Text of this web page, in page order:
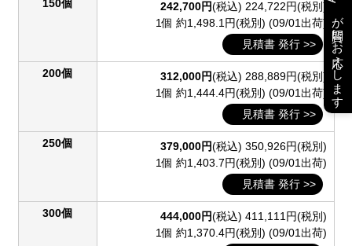
150個 242,700円(税込) 224,722円(税別)
1個 約1,498.1円(税別) (09/01出荷)
見積書 発行 >>
200個 312,000円(税込) 288,889円(税別)
1個 約1,444.4円(税別) (09/01出荷)
見積書 発行 >>
250個 379,000円(税込) 350,926円(税別)
1個 約1,403.7円(税別) (09/01出荷)
見積書 発行 >>
300個 444,000円(税込) 411,111円(税別)
1個 約1,370.4円(税別) (09/01出荷)
が質問にお応えします